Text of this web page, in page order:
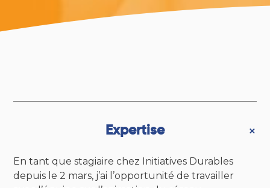
Expertise
En tant que stagiaire chez Initiatives Durables
depuis le 2 mars, j’ai l’opportunité de travailler